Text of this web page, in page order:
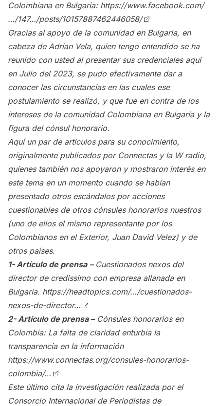
Colombiana en Bulgaria: https://www.facebook.com/
…/147…/posts/10157887462446058/
Gracias al apoyo de la comunidad en Bulgaria, en
cabeza de Adrian Vela, quien tengo entendido se ha
reunido con usted al presentar sus credenciales aquí
en Julio del 2023, se pudo efectivamente dar a
conocer las circunstancias en las cuales ese
postulamiento se realizó, y que fue en contra de los
intereses de la comunidad Colombiana en Bulgaria y la
figura del cónsul honorario.
Aquí un par de artículos para su conocimiento,
originalmente publicados por Connectas y la W radio,
quienes también nos apoyaron y mostraron interés en
este tema en un momento cuando se habían
presentado otros escándalos por acciones
cuestionables de otros cónsules honorarios nuestros
(uno de ellos el mismo representante por los
Colombianos en el Exterior, Juan David Velez) y de
otros países.
1- Artículo de prensa – Cuestionados nexos del
director de credissimo con empresa allanada en
Bulgaria. https://headtopics.com/…/cuestionados-
nexos-de-director…
2- Artículo de prensa –Cónsules honorarios en
Colombia: La falta de claridad enturbia la
transparencia en la información
https://www.connectas.org/consules-honorarios-
colombia/…
Este último cita la investigación realizada por el
Consorcio Internacional de Periodistas de